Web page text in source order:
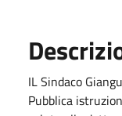
IL Sindaco
Pubblica